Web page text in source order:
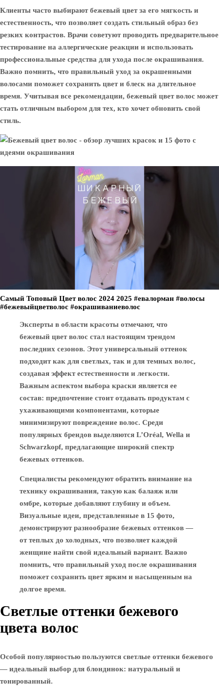
Клиенты часто выбирают бежевый цвет за его мягкость и
естественность, что позволяет создать стильный образ без
резких контрастов. Врачи советуют проводить предварительное
тестирование на аллергические реакции и использовать
профессиональные средства для ухода после окрашивания.
Важно помнить, что правильный уход за окрашенными
волосами поможет сохранить цвет и блеск на длительное
время. Учитывая все рекомендации, бежевый цвет волос может
стать отличным выбором для тех, кто хочет обновить свой
стиль.
Самый Топовый Цвет волос 2024 2025 #евалорман #волосы
#бежевыйцветволос #окрашиваниеволос
Эксперты в области красоты отмечают, что
бежевый цвет волос стал настоящим трендом
последних сезонов. Этот универсальный оттенок
подходит как для светлых, так и для темных волос,
создавая эффект естественности и легкости.
Важным аспектом выбора краски является ее
состав: предпочтение стоит отдавать продуктам с
ухаживающими компонентами, которые
минимизируют повреждение волос. Среди
популярных брендов выделяются L’Oréal, Wella и
Schwarzkopf, предлагающие широкий спектр
бежевых оттенков.
Специалисты рекомендуют обратить внимание на
технику окрашивания, такую как балаяж или
омбре, которые добавляют глубину и объем.
Визуальные идеи, представленные в 15 фото,
демонстрируют разнообразие бежевых оттенков —
от теплых до холодных, что позволяет каждой
женщине найти свой идеальный вариант. Важно
помнить, что правильный уход после окрашивания
поможет сохранить цвет ярким и насыщенным на
долгое время.
Светлые оттенки бежевого
цвета волос
Особой популярностью пользуются светлые оттенки бежевого
— идеальный выбор для блондинок: натуральный и
тонированный.